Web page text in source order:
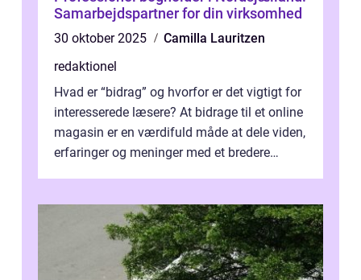
Samarbejdspartner for din virksomhed
30 oktober 2025
Camilla Lauritzen
redaktionel
Hvad er “bidrag” og hvorfor er det vigtigt for
interesserede læsere? At bidrage til et online
magasin er en værdifuld måde at dele viden,
erfaringer og meninger med et bredere